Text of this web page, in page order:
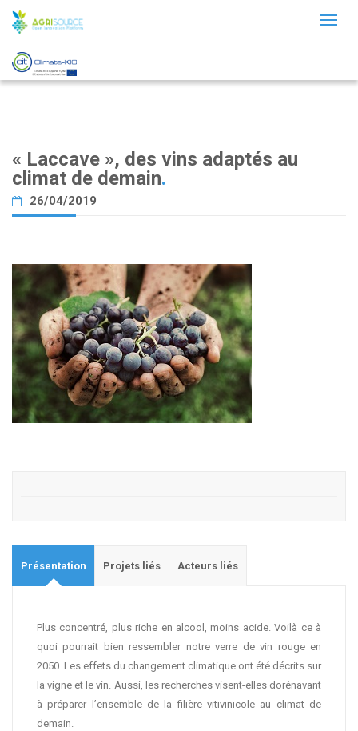
« Laccave », des vins adaptés au
climat de demain.
26/04/2019
Présentation Projets liés Acteurs liés
Plus concentré, plus riche en alcool, moins acide. Voilà ce à
quoi pourrait bien ressembler notre verre de vin rouge en
2050. Les effets du changement climatique ont été décrits sur
la vigne et le vin. Aussi, les recherches visent-elles dorénavant
à préparer l’ensemble de la filière vitivinicole au climat de
demain.